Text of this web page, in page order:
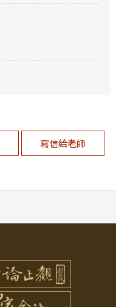
寫信給老師